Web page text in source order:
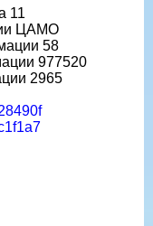
11
ЦАМО
58
977520
2965